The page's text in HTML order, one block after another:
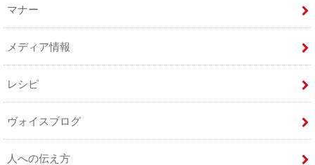
マナー
メディア情報
レシピ
ヴォイスブログ
人への伝え方